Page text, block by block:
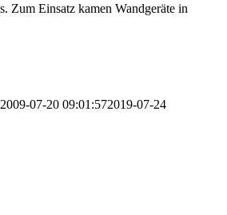
Zum Einsatz kamen Wandgeräte in
2009-07-20 09:01:572019-07-24